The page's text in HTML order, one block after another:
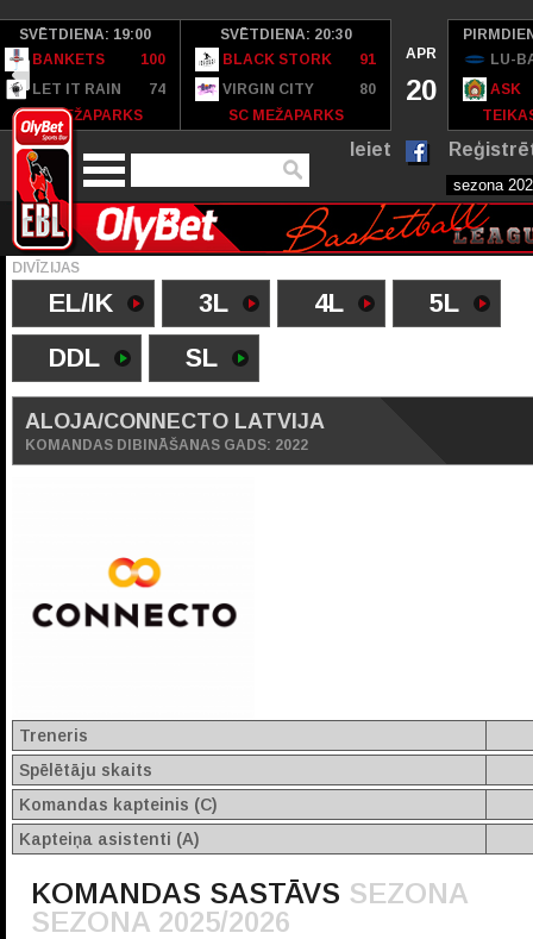
SVĒTDIENA: 19:00
BANKETS
100
LET IT RAIN
74
SC MEŽAPARKS
SVĒTDIENA: 20:30
BLACK STORK
91
VIRGIN CITY
80
SC MEŽAPARKS
APR
20
LU-
ASK
Ieiet
DIVĪZIJAS
EL/IK 3L 4L
5L
DDL
SL
ALOJA/CONNECTO LATVIJA
KOMANDAS DIBINĀŠANAS GADS: 2022
Treneris
Spēlētāju skaits
Komandas kapteinis (C)
Kapteiņa asistenti (A)
KOMANDAS SASTĀVS SEZONA
SEZONA 2025/2026